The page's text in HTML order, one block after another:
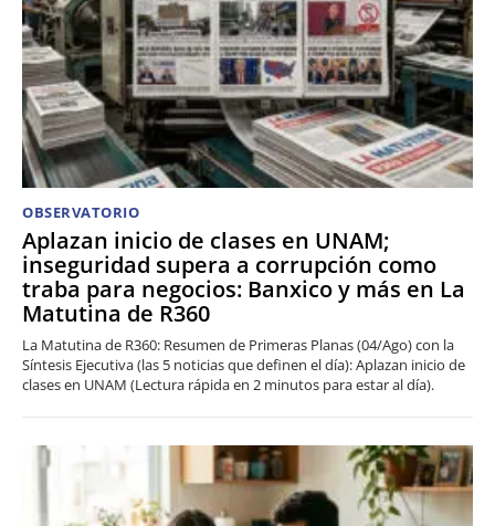
OBSERVATORIO
Aplazan inicio de clases en UNAM;
inseguridad supera a corrupción como
traba para negocios: Banxico y más en La
Matutina de R360
La Matutina de R360: Resumen de Primeras Planas (04/Ago) con la
Síntesis Ejecutiva (las 5 noticias que definen el día): Aplazan inicio de
clases en UNAM (Lectura rápida en 2 minutos para estar al día).